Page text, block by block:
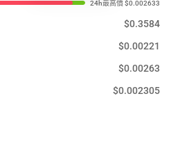
$0.3584
$0.00221
$0.00263
$0.002305